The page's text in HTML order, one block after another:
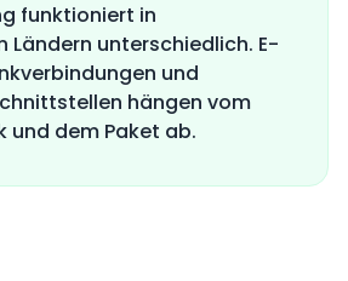
funktioniert in
Ländern unterschiedlich. E-
und
hängen vom
und dem Paket ab.